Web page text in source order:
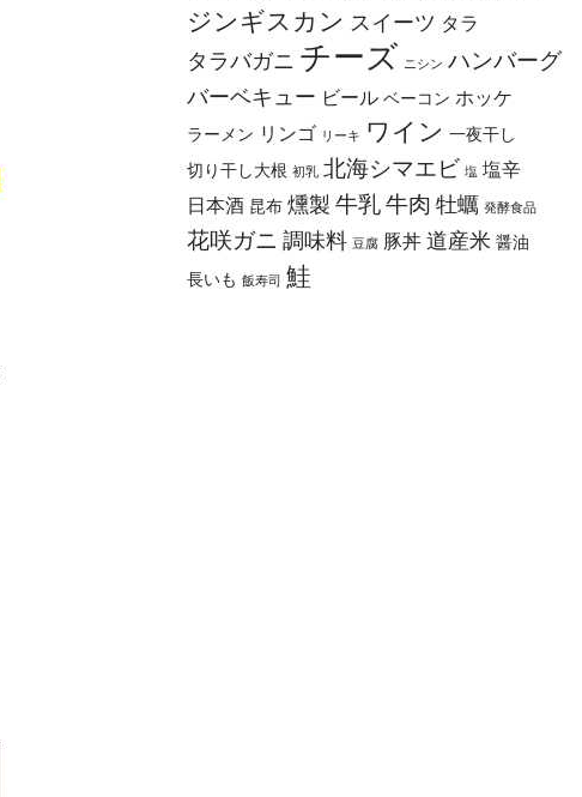
ジンギスカン スイーツ タラ
タラバガニ チーズ ニシン ハンバーグ
バーベキュー ビール ベーコン ホッケ
ラーメン リンゴ リーキ ワイン 一夜干し
切り干し大根 初乳 北海シマエビ 塩 塩辛
日本酒 昆布 燻製 牛乳 牛肉 牡蠣 発酵食品
花咲ガニ 調味料 豆腐 豚丼 道産米 醤油
長いも 飯寿司 鮭